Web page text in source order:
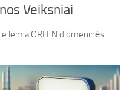
Veiksniai
lemia ORLEN didmeninės